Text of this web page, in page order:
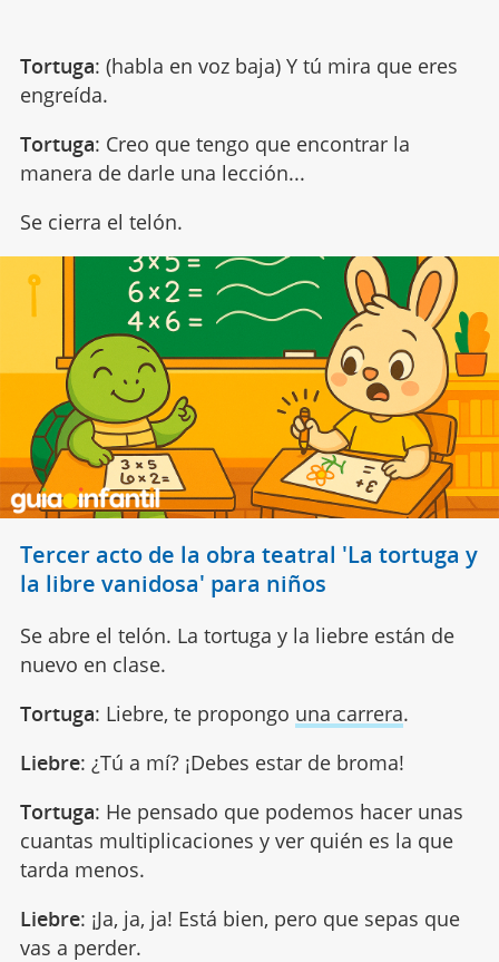
Tortuga: (habla en voz baja) Y tú mira que eres
engreída.
Tortuga: Creo que tengo que encontrar la
manera de darle una lección...
Se cierra el telón.
Tercer acto de la obra teatral 'La tortuga y
la libre vanidosa' para niños
Se abre el telón. La tortuga y la liebre están de
nuevo en clase.
Tortuga: Liebre, te propongo una carrera.
Liebre: ¿Tú a mí? ¡Debes estar de broma!
Tortuga: He pensado que podemos hacer unas
cuantas multiplicaciones y ver quién es la que
tarda menos.
Liebre: ¡Ja, ja, ja! Está bien, pero que sepas que
vas a perder.